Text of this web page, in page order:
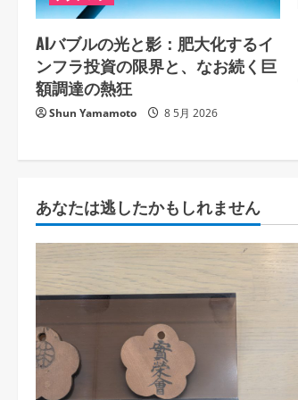
a
t
i
n
AIバブルの光と影：肥大化するイ
ンフラ投資の限界と、なお続く巨
額調達の熱狂
Shun Yamamoto 8 5月 2026
あなたは逃したかもしれません